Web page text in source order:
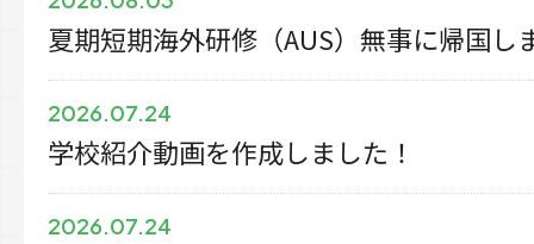
夏期短期海外研修（AUS）無事に帰国し
2026.07.24
学校紹介動画を作成しました！
2026.07.24